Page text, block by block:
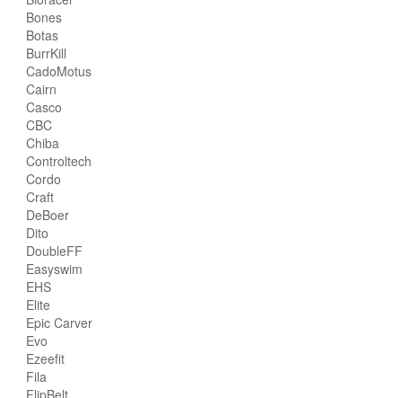
Bones
Botas
BurrKill
CadoMotus
Cairn
Casco
CBC
Chiba
Controltech
Cordo
Craft
DeBoer
Dito
DoubleFF
Easyswim
EHS
Elite
Epic Carver
Evo
Ezeefit
Fila
FlipBelt